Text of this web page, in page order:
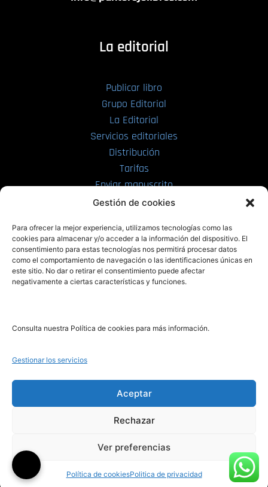
Gestión de cookies
Para ofrecer la mejor experiencia, utilizamos tecnologías como las
cookies para almacenar y/o acceder a la información del dispositivo. El
consentimiento para estas tecnologías nos permitirá procesar datos
como el comportamiento de navegación o las identificaciones únicas en
este sitio. No dar o retirar el consentimiento puede afectar
negativamente a ciertas características y funciones.
Consulta nuestra Política de cookies para más información.
Gestionar los servicios
Aceptar
Rechazar
Ver preferencias
Política de cookiesPolitica de privacidad
La editorial
Publicar libro
Grupo Editorial
La Editorial
Servicios editoriales
Distribución
Tarifas
Enviar manuscrito
PRL | Media
PRL | Films
PRL | Play
PRL | LAB
Noticias
Legal
Aviso Legal
Política de Cookies
Política de Privacidad